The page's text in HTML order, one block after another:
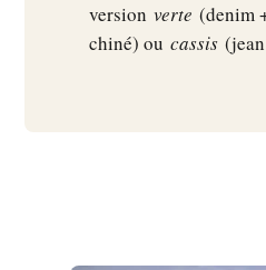
version verte (denim
chiné) ou cassis(jean